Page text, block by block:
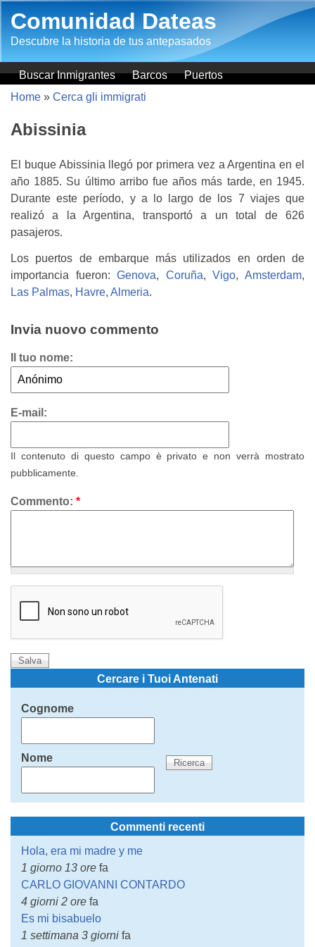
Comunidad Dateas
Descubre la historia de tus antepasados
Buscar Inmigrantes Barcos
Puertos
Home » Cerca gli immigrati
Abissinia
El buque Abissinia llegó por primera vez a Argentina en el
año 1885. Su último arribo fue años más tarde, en 1945.
Durante este período, y a lo largo de los 7 viajes que
realizó a la Argentina, transportó a un total de 626
pasajeros.
Los puertos de embarque más utilizados en orden de
importancia fueron:Genova, Coruña,Vigo,Amsterdam,
Las Palmas, Havre, Almeria.
Invia nuovo commento
Il tuo nome:
E-mail:
Il contenuto di questo campo è privato e non verrà mostrato
pubblicamente.
Commento: *
Cercare i Tuoi Antenati
Cognome
Nome
Commenti recenti
Hola, era mi madre y me
1 giorno 13 ore fa
CARLO GIOVANNI CONTARDO
4 giorni 2 ore fa
Es mi bisabuelo
1 settimana 3 giorni fa